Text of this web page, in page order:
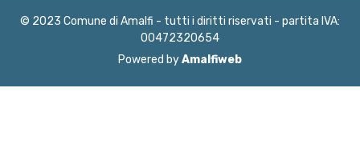
© 2023 Comune di Amalfi - tutti i diritti riservati - partita IVA:
00472320654
Powered byAmalfiweb